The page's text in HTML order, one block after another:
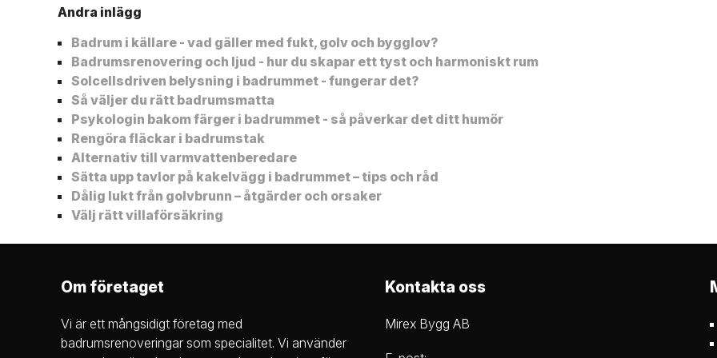
Andra inlägg
Badrum i källare - vad gäller med fukt, golv och bygglov?
Badrumsrenovering och ljud - hur du skapar ett tyst och harmoniskt rum
Solcellsdriven belysning i badrummet - fungerar det?
Så väljer du rätt badrumsmatta
Psykologin bakom färger i badrummet - så påverkar det ditt humör
Rengöra fläckar i badrumstak
Alternativ till varmvattenberedare
Sätta upp tavlor på kakelvägg i badrummet – tips och råd
Dålig lukt från golvbrunn – åtgärder och orsaker
Välj rätt villaförsäkring
Om företaget
Vi är ett mångsidigt företag med
badrumsrenoveringar som specialitet. Vi använder
Kontakta oss
Mirex Bygg AB